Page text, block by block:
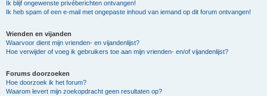
Ik blijf ongewenste privéberichten ontvangen!
Ik heb spam of een e-mail met ongepaste inhoud van iemand op dit forum ontvangen!
Vrienden en vijanden
Waarvoor dient mijn vrienden- en vijandenlijst?
Hoe verwijder of voeg ik gebruikers toe aan mijn vrienden- en/of vijandenlijst?
Forums doorzoeken
Hoe doorzoek ik het forum?
Waarom levert mijn zoekopdracht geen resultaten op?